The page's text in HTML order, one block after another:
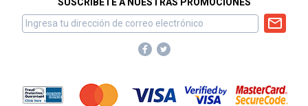
SUSCRÍBETE A NUESTRAS PROMOCIONES